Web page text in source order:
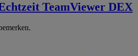
TeamViewer DEX